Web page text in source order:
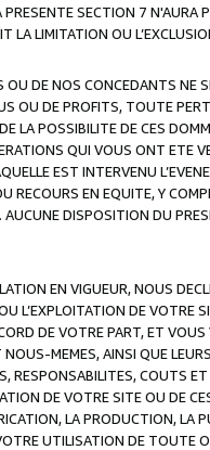
SECTION 7
LA LIMITATION OU
DE NOS CONCEDANTS NE
OU DE PROFITS, TOUTE
LA POSSIBILITE DE CES
QUI VOUS ONT ETE
EST INTERVENU
RECOURS EN EQUITE, Y
AUCUNE DISPOSITION DU
EN VIGUEUR, NOUS
L’EXPLOITATION DE
DE VOTRE PART, ET
MEMES, AINSI QUE
RESPONSABILITES, COUTS
DE VOTRE SITE OU DE
LA PRODUCTION,
UTILISATION DE TOUTE